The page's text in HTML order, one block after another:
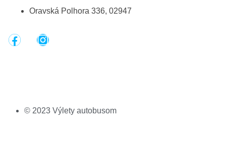
Oravská Polhora 336, 02947
© 2023 Výlety autobusom